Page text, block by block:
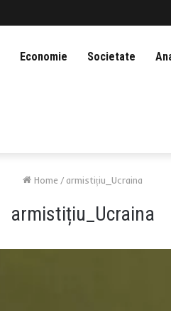
Economie Societate
Home / armistițiu_Ucraina
armistițiu_Ucraina